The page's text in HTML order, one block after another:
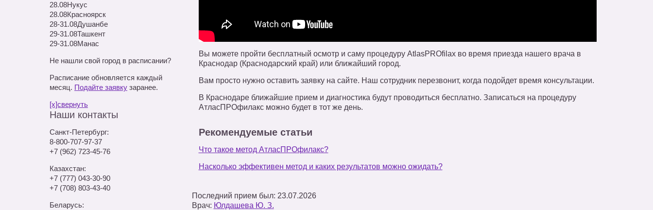
28.08Нукус
28.08Красноярск
28-31.08Душанбе
29-31.08Ташкент
29-31.08Манас
Не нашли свой город в расписании?
Расписание обновляется каждый
месяц. Подайте заявку заранее.
[x]свернуть
Наши контакты
Санкт-Петербург:
8-800-707-97-37
+7 (962) 723-45-76
Казахстан:
+7 (777) 043-30-90
+7 (708) 803-43-40
Беларусь:
Вы можете пройти бесплатный осмотр и саму процедуру AtlasPROfilax во время приезда нашего врача в
Краснодар (Краснодарский край) или ближайший город.
Вам просто нужно оставить заявку на сайте. Наш сотрудник перезвонит, когда подойдет время консультации.
В Краснодаре ближайшие прием и диагностика будут проводиться бесплатно. Записаться на процедуру
АтласПРОфилакс можно будет в тот же день.
Рекомендуемые статьи
Что такое метод АтласПРОфилакс?
Насколько эффективен метод и каких результатов можно ожидать?
Последний прием был: 23.07.2026
Врач: Юлдашева Ю. З.